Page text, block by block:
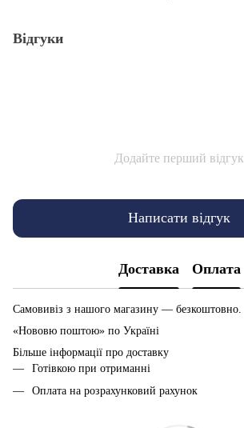
Відгуки
Додайте перший відгук
Написати відгук
Доставка Оплата
Самовивіз з нашого магазину — безкоштовно.
«Нововю поштою» по Україні
Більше інформації про доставку
Готівкою при отриманні
Оплата на розрахунковий рахунок